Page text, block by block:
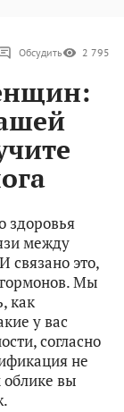
Обсудить 2 795
здоровья
между
связано это,
Мы
как
у вас
согласно
не
вы